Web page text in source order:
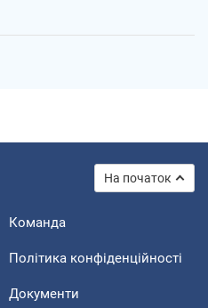
На початок
Команда
Політика конфіденційності
Документи